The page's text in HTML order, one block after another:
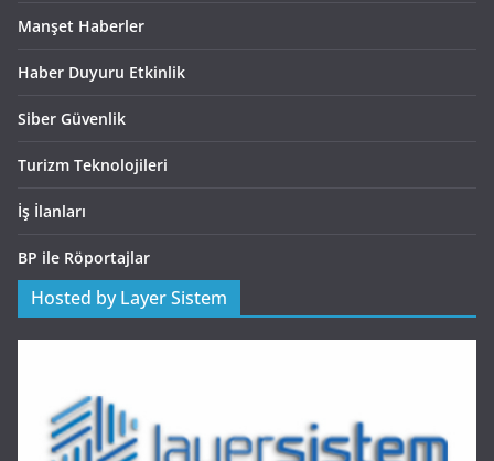
Manşet Haberler
Haber Duyuru Etkinlik
Siber Güvenlik
Turizm Teknolojileri
İş İlanları
BP ile Röportajlar
Hosted by Layer Sistem